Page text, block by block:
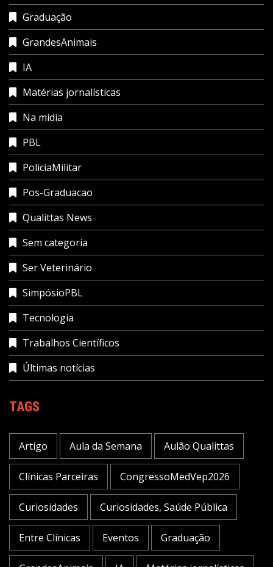
Graduação
GrandesAnimais
IA
Matérias jornalísticas
Na mídia
PBL
PoliciaMilitar
Pos-Graduacao
Qualittas News
Sem categoria
Ser Veterinário
SimpósioPBL
Tecnologia
Trabalhos Científicos
Últimas notícias
TAGS
Artigo Aula da Semana Aulão Qualittas
Clínicas Parceiras CongressoMedVep2026
Curiosidades Curiosidades, Saúde Pública
Entre Clínicas Eventos Graduação